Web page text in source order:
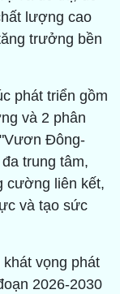
lượng cao
trưởng bền
phát triển gồm
và 2 phân
Đông-
trung tâm,
cường liên kết,
và tạo sức
vọng phát
2026-2030